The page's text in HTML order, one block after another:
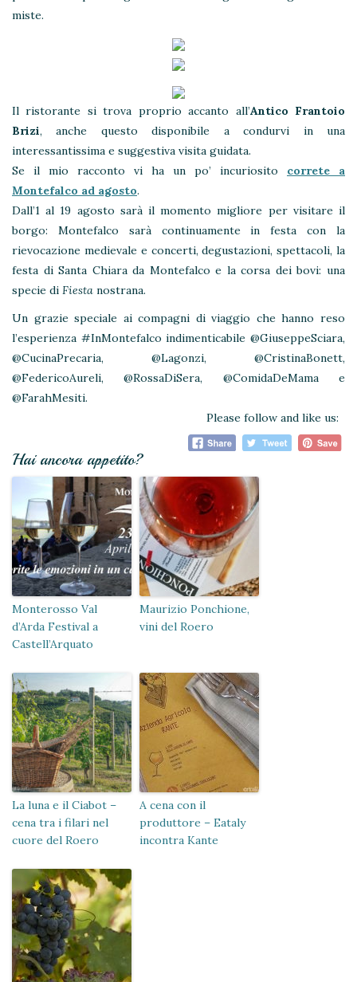
miste.
Il ristorante si trova proprio accanto all’Antico Frantoio
Brizi, anche questo disponibile a condurvi in una
interessantissima e suggestiva visita guidata.
Se il mio racconto vi ha un po’ incuriosito correte a
Montefalco ad agosto.
Dall’1 al 19 agosto sarà il momento migliore per visitare il
borgo: Montefalco sarà continuamente in festa con la
rievocazione medievale e concerti, degustazioni, spettacoli, la
festa di Santa Chiara da Montefalco e la corsa dei bovi: una
specie di Fiesta nostrana.
Un grazie speciale ai compagni di viaggio che hanno reso
l’esperienza #InMontefalco indimenticabile @GiuseppeSciara,
@CucinaPrecaria, @Lagonzi, @CristinaBonett,
@FedericoAureli, @RossaDiSera, @ComidaDeMama e
@FarahMesiti.
Please follow and like us:
Hai ancora appetito?
Monterosso Val
d’Arda Festival a
Castell’Arquato
Maurizio Ponchione,
vini del Roero
La luna e il Ciabot –
cena tra i filari nel
cuore del Roero
A cena con il
produttore – Eataly
incontra Kante